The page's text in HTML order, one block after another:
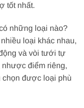
tốt nhất.
những loại nào?
loại khác nhau,
và vòi tưới tự
điểm riêng,
chọn được loại phù